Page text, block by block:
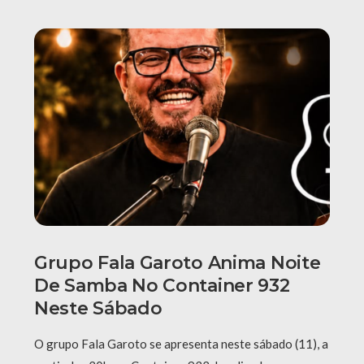
Grupo Fala Garoto Anima Noite
De Samba No Container 932
Neste Sábado
O grupo Fala Garoto se apresenta neste sábado (11), a